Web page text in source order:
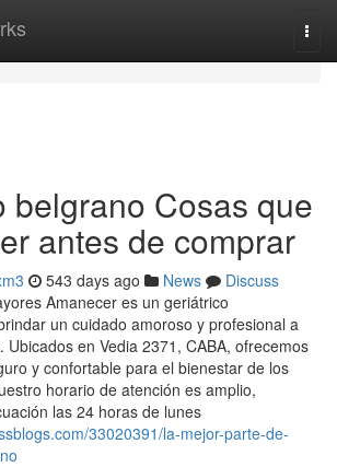
belgrano Cosas que
antes de comprar
543 days ago News
Discuss
Amanecer es un geriátrico
un cuidado amoroso y profesional a
Ubicados en Vedia 2371, CABA, ofrecemos
y confortable para el bienestar de los
horario de atención es amplio,
las 24 horas de lunes
33020391/la-mejor-parte-de-